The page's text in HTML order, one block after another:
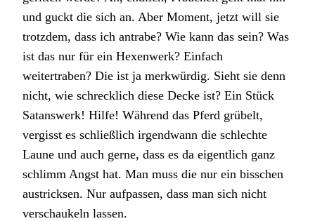
und guckt die sich an. Aber Moment, jetzt will sie
trotzdem, dass ich antrabe? Wie kann das sein? Was
ist das nur für ein Hexenwerk? Einfach
weitertraben? Die ist ja merkwürdig. Sieht sie denn
nicht, wie schrecklich diese Decke ist? Ein Stück
Satanswerk! Hilfe! Während das Pferd grübelt,
vergisst es schließlich irgendwann die schlechte
Laune und auch gerne, dass es da eigentlich ganz
schlimm Angst hat. Man muss die nur ein bisschen
austricksen. Nur aufpassen, dass man sich nicht
verschaukeln lassen.